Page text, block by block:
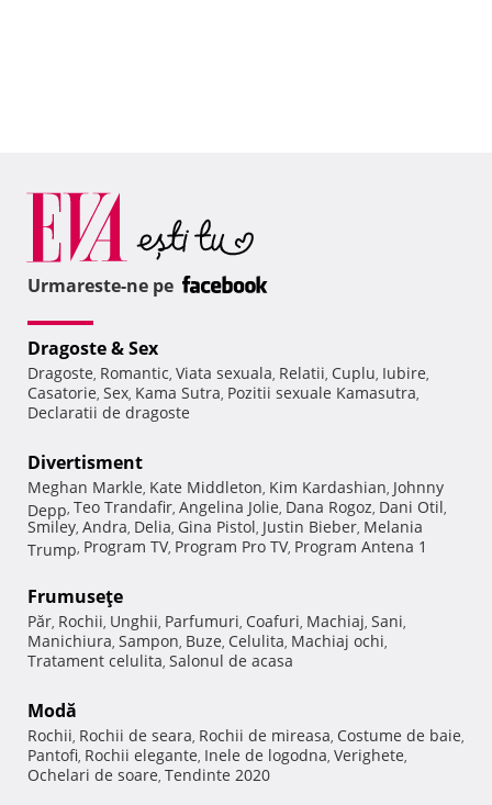
Urmareste-ne pe
Dragoste & Sex
Dragoste, Romantic, Viata sexuala, Relatii, Cuplu, Iubire,
Casatorie, Sex, Kama Sutra, Pozitii sexuale Kamasutra,
Declaratii de dragoste
Divertisment
Meghan Markle, Kate Middleton, Kim Kardashian, Johnny
Depp, Teo Trandafir, Angelina Jolie, Dana Rogoz, Dani Otil,
Smiley, Andra, Delia, Gina Pistol, Justin Bieber, Melania
Trump, Program TV, Program Pro TV, Program Antena 1
Frumuseţe
Păr, Rochii, Unghii, Parfumuri, Coafuri, Machiaj, Sani,
Manichiura, Sampon, Buze, Celulita, Machiaj ochi,
Tratament celulita, Salonul de acasa
Modă
Rochii, Rochii de seara, Rochii de mireasa, Costume de baie,
Pantofi, Rochii elegante, Inele de logodna, Verighete,
Ochelari de soare, Tendinte 2020